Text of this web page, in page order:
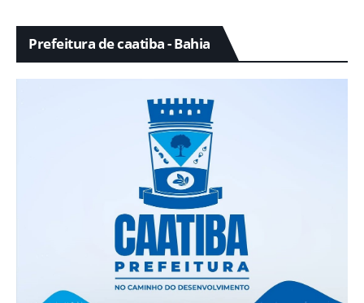
Prefeitura de caatiba - Bahia